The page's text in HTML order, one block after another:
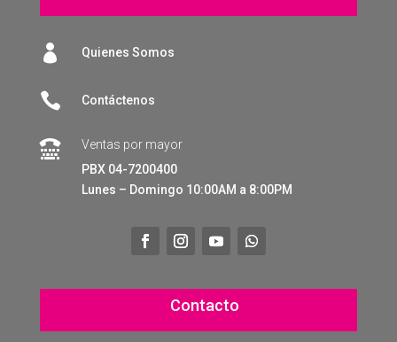
 Quienes Somos
 Contáctenos

Ventas por mayor
PBX 04-7200400
Lunes – Domingo 10:00AM a 8:00PM
Contacto